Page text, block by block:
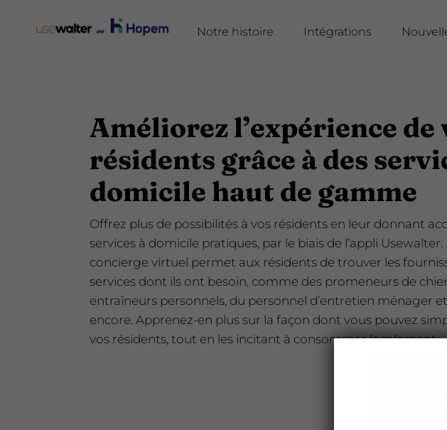
Notre histoire Intégrations
Améliorez l’expérience de
résidents grâce à des
domicile haut de gamme
Offrez plus de possibilités à vos résidents en leur donnant
services à domicile pratiques, par le biais de l’appli
concierge virtuel permet aux résidents de trouver les
services dont ils ont besoin, comme des promeneurs de
entraîneurs personnels, du personnel d’entretien ménager
encore. Apprenez-en plus sur la façon dont vous pouvez
vos résidents, tout en les incitant à consommer localement.